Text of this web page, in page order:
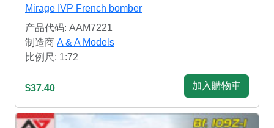
Mirage IVP French bomber
产品代码: AAM7221
制造商 A & A Models
比例尺: 1:72
$37.40 加入購物車